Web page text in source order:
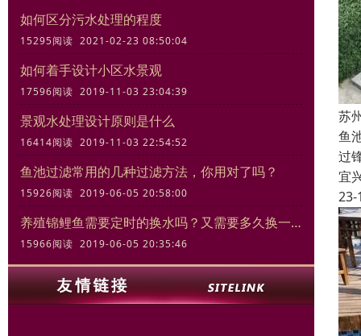
如何区分污水处理的程度
15295阅读 2021-02-23 08:50:04
如何着手设计小区水景观
17596阅读 2019-11-03 23:04:39
景观水处理设计原则是什么
16414阅读 2019-11-03 22:54:52
鱼池过滤常用的几种过滤方法，你用对了吗？
15926阅读 2019-06-05 20:58:00
养殖锦鲤鱼需要定时的换水吗？又需要多久换一次
15966阅读 2019-06-05 20:35:46
苏
鱼
过
宜
23-